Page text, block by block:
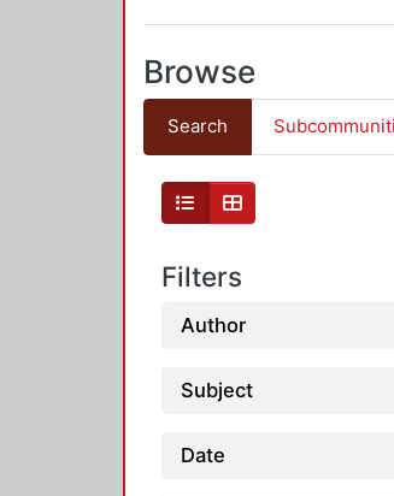
Browse
Search
Filters
Author
Subject
Date